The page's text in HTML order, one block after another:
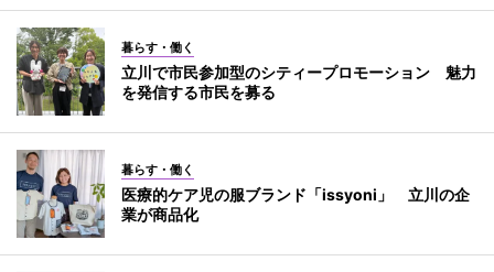
暮らす・働く
立川で市民参加型のシティープロモーション 魅力
を発信する市民を募る
暮らす・働く
医療的ケア児の服ブランド「issyoni」 立川の企
業が商品化